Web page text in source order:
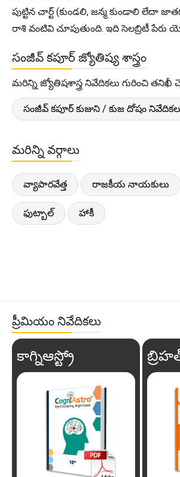
పుట్టిన చార్ట్ (కుండలి, జన్మ కుండాలి లేదా
రాశి వంటివి చూపుతుంది. ఇది సెలబ్రిటీ పేరు
సంజీవ్ కపూర్ జ్యోతిష్య శాస్త్రం
మరిన్ని జ్యోతిషశాస్త్ర నివేదికలు గురించి
సంజీవ్ కపూర్ కుజుని / కుజ దోషం
మరిన్ని వర్గాలు
వ్యాపారవేత్త రాజకీయ నాయకులు
ఫుట్బాల్ హాకీ
ప్రీమియం నివేదికలు
కాగ్నిఆస్ట్రో